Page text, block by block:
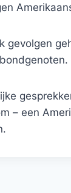
gevolgen
– een